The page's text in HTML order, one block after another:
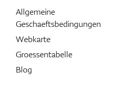
Allgemeine
Geschaeftsbedingungen
Webkarte
Groessentabelle
Blog